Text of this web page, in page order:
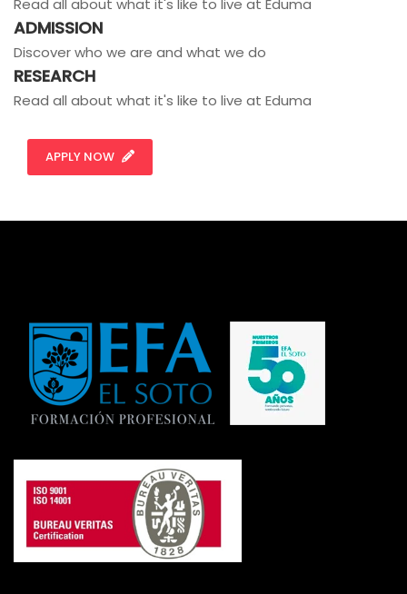
Read all about what it's like to live at Eduma
ADMISSION
Discover who we are and what we do
RESEARCH
Read all about what it's like to live at Eduma
APPLY NOW